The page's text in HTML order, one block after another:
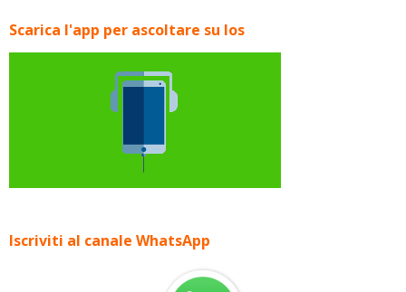
Scarica l'app per ascoltare su Ios
Iscriviti al canale WhatsApp